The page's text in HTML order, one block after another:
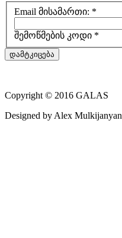
Email მისამართი: *
შემოწმების კოდი *
დამტკიცება
Copyright © 2016 GALAS
Designed by Alex Mulkijanyan